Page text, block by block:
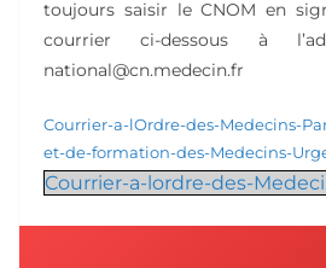
toujours saisir le CNOM en
courrier ci-dessous à
national@cn.medecin.fr
Courrier-a-lOrdre-des-Medecins-
et-de-formation-des-Medecins-
Courrier-a-lordre-des-